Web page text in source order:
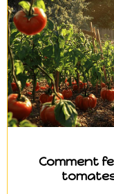
Comment